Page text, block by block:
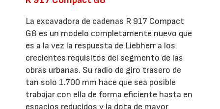
La excavadora de cadenas R 917 Compact
G8 es un modelo completamente nuevo que
es a la vez la respuesta de Liebherr a los
crecientes requisitos del segmento de las
obras urbanas. Su radio de giro trasero de
tan solo 1.700 mm hace que sea posible
trabajar con ella de forma eficiente hasta en
espacios reducidos y la dota de mayor